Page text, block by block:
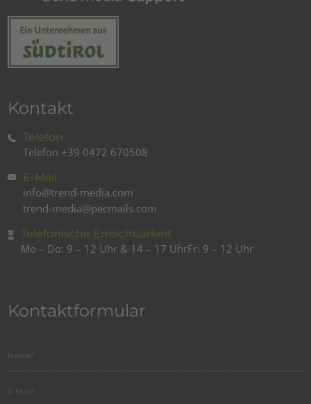
Kontakt
Telefon
Telefon +39 0472 670508
E-Mail
info@trend-media.com
trend-media@pecmails.com
Telefonische Erreichbarkeit
Mo – Do: 9 – 12 Uhr & 14 – 17 UhrFr: 9 – 12 Uhr
Kontaktformular